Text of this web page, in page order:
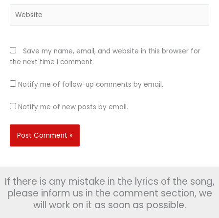
Save my name, email, and website in this browser for
the next time I comment.
Notify me of follow-up comments by email.
Notify me of new posts by email.
If there is any mistake in the lyrics of the song,
please inform us in the comment section, we
will work on it as soon as possible.